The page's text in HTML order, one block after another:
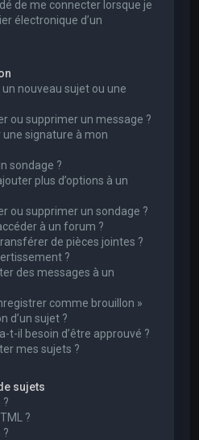
de me connecter lorsque je
électronique d’un
nouveau sujet ou une
ou supprimer un message ?
signature à mon
sondage ?
plus d’options à un
ou supprimer un sondage ?
à un forum ?
de pièces jointes ?
?
des messages à un
comme brouillon »
d’un sujet ?
t-il besoin d’être approuvé ?
mes sujets ?
sujets
?
?